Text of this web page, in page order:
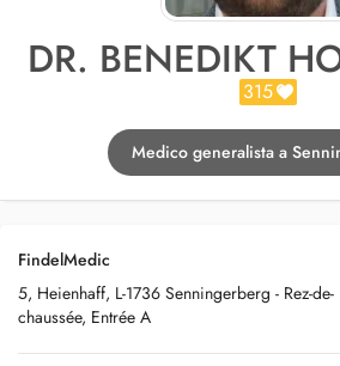
DR. BENEDIKT
315
Medico generalista a
FindelMedic
5, Heienhaff, L-1736 Senningerberg - Rez-de-
chaussée, Entrée A